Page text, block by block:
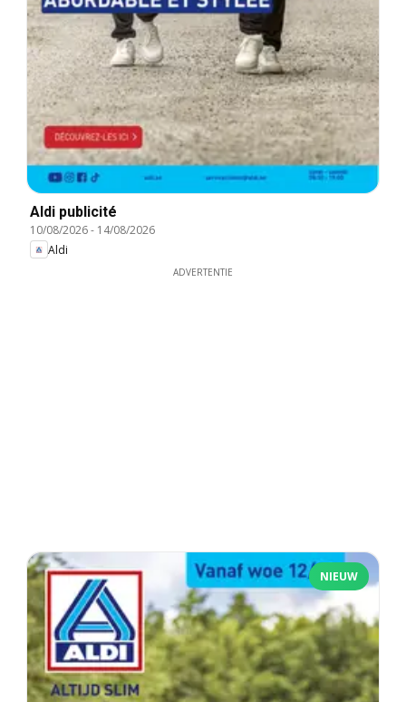
Aldi publicité
10/08/2026- 14/08/2026
Aldi
ADVERTENTIE
NIEUW